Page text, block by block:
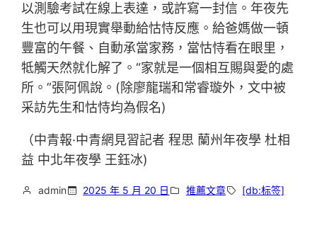
以測驗考試在線上表達，或許寫一封信。年夜先
生也可以用現實舉動給怙恃反應。給爸媽做一頓
豐富的午餐、自動承當家務，當怙恃看在眼里，
牴觸天然就化解了。“家就是一個相互賜與愛的處
所。”張阿佩說。(除廖龍瑞和常睿璇外，文中被
采訪先生和怙恃均為假名)
（中青報·中青網見習記者 程思 蘭州年夜學 杜相
益 中北年夜學 王鈺冰)
admin 2025 年 5 月 20 日 推薦文章 [db:标签]